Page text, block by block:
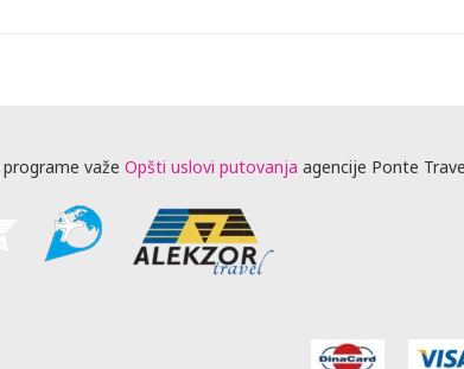
programe važe Opšti uslovi putovanja agencije Ponte